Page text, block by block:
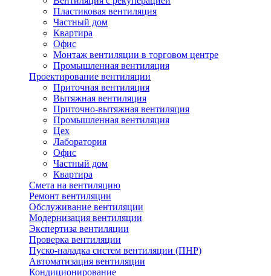
Пластиковая вентиляция
Частный дом
Квартира
Офис
Монтаж вентиляции в торговом центре
Промышленная вентиляция
Проектирование вентиляции
Приточная вентиляция
Вытяжная вентиляция
Приточно-вытяжная вентиляция
Промышленная вентиляция
Цех
Лаборатория
Офис
Частный дом
Квартира
Смета на вентиляцию
Ремонт вентиляции
Обслуживание вентиляции
Модернизация вентиляции
Экспертиза вентиляции
Проверка вентиляции
Пуско-наладка систем вентиляции (ПНР)
Автоматизация вентиляции
Кондиционирование